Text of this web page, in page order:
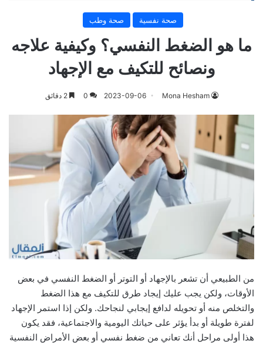
صحة نفسية صحة وطب
ما هو الضغط النفسي؟ وكيفية علاجه
ونصائح للتكيف مع الإجهاد
Mona Hesham
2023-09-06
0 2 دقائق
من الطبيعي أن تشعر بالإجهاد أو التوتر أو الضغط النفسي في بعض
الأوقات، ولكن يجب عليك إيجاد طرق للتكيف مع هذا الضغط
والتخلص منه أو تحويله لدافع إيجابي لنجاحك. ولكن إذا استمر الإجهاد
لفترة طويلة أو بدأ يؤثر على حياتك اليومية والاجتماعية، فقد يكون
هذا أولى مراحل أنك تعاني من ضغط نفسي أو بعض الأمراض النفسية